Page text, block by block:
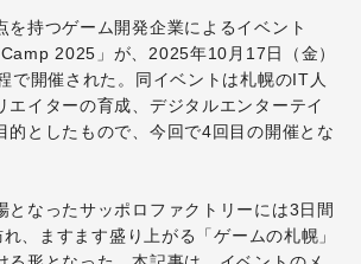
を持つゲーム開発企業によるイベント
2025」が、2025年10月17日（金）
で開催された。同イベントは札幌のIT人
エイターの育成、デジタルエンターテイ
的としたもので、今回で4回目の開催とな
となったサッポロファクトリーには3日間
、ますます盛り上がる「ゲームの札幌」